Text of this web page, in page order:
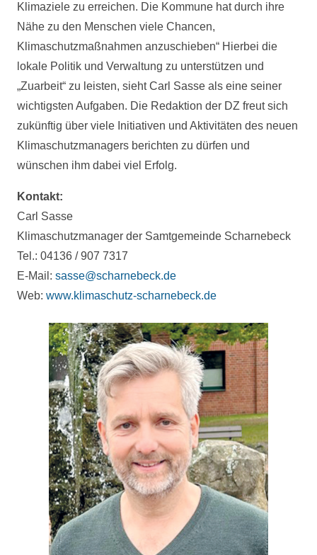
Klimaziele zu erreichen. Die Kommune hat durch ihre
Nähe zu den Menschen viele Chancen,
Klimaschutzmaßnahmen anzuschieben“ Hierbei die
lokale Politik und Verwaltung zu unterstützen und
„Zuarbeit“ zu leisten, sieht Carl Sasse als eine seiner
wichtigsten Aufgaben. Die Redaktion der DZ freut sich
zukünftig über viele Initiativen und Aktivitäten des neuen
Klimaschutzmanagers berichten zu dürfen und
wünschen ihm dabei viel Erfolg.
Kontakt:
Carl Sasse
Klimaschutzmanager der Samtgemeinde Scharnebeck
Tel.: 04136 / 907 7317
E-Mail: sasse@scharnebeck.de
Web: www.klimaschutz-scharnebeck.de